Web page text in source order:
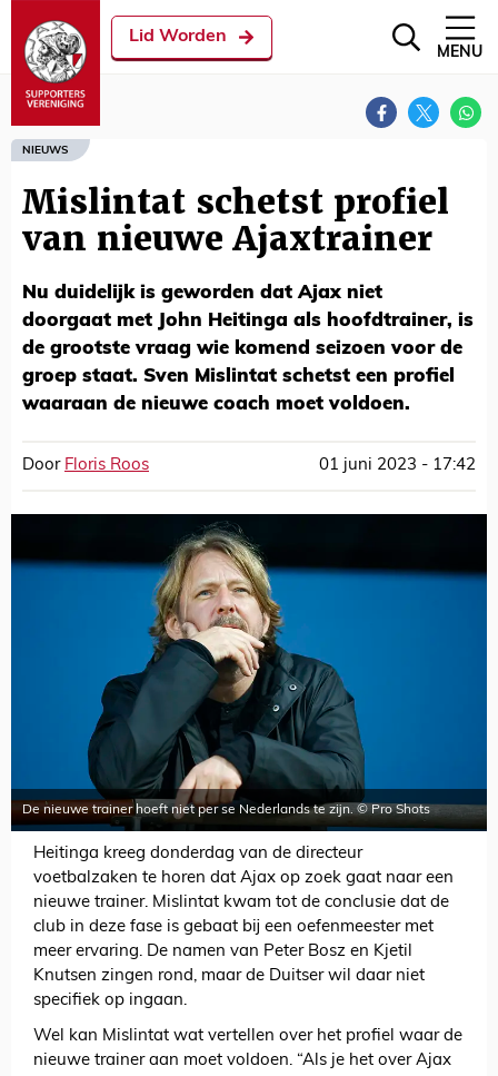
Lid Worden
MENU
NIEUWS
Mislintat schetst profiel
van nieuwe Ajaxtrainer
Nu duidelijk is geworden dat Ajax niet
doorgaat met John Heitinga als hoofdtrainer, is
de grootste vraag wie komend seizoen voor de
groep staat. Sven Mislintat schetst een profiel
waaraan de nieuwe coach moet voldoen.
Door Floris Roos 01 juni 2023 - 17:42
De nieuwe trainer hoeft niet per se Nederlands te zijn. © Pro Shots
Heitinga kreeg donderdag van de directeur
voetbalzaken te horen dat Ajax op zoek gaat naar een
nieuwe trainer. Mislintat kwam tot de conclusie dat de
club in deze fase is gebaat bij een oefenmeester met
meer ervaring. De namen van Peter Bosz en Kjetil
Knutsen zingen rond, maar de Duitser wil daar niet
specifiek op ingaan.
Wel kan Mislintat wat vertellen over het profiel waar de
nieuwe trainer aan moet voldoen. “Als je het over Ajax